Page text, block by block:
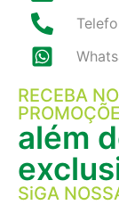
RECEBA
além
SiGA